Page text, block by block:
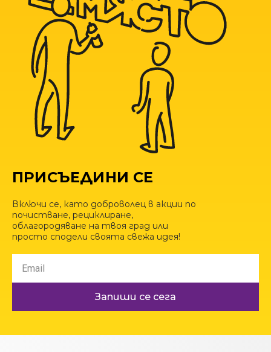
ПРИСЪЕДИНИ СЕ
Включи се, като доброволец в акции по
почистване, рециклиране,
облагородяване на твоя град или
просто сподели своята свежа идея!
Запиши се сега